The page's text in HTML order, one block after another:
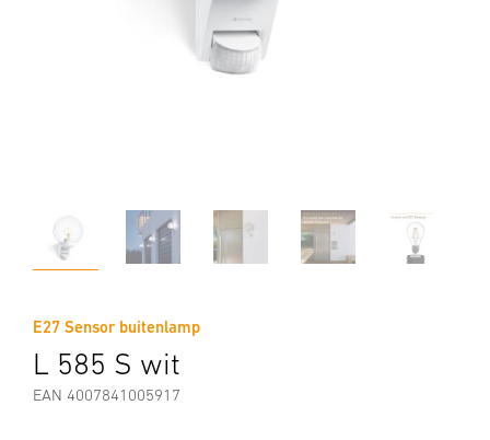
E27 Sensor buitenlamp
L 585 S wit
EAN 4007841005917